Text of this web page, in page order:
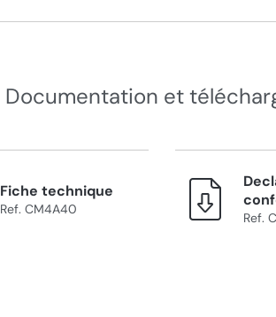
Documentation et
Fiche technique
Ref. CM4A40
Ref.